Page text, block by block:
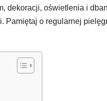
dekoracji, oświetlenia i
Pamiętaj o regularnej